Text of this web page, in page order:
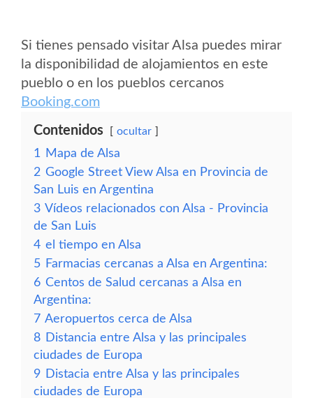
Si tienes pensado visitar Alsa puedes mirar
la disponibilidad de alojamientos en este
pueblo o en los pueblos cercanos
Booking.com
Contenidos ocultar
1
Mapa de Alsa
2 Google Street View Alsa en Provincia de
San Luis en Argentina
3 Vídeos relacionados con Alsa - Provincia
de San Luis
4 el tiempo en Alsa
5 Farmacias cercanas a Alsa en Argentina:
6 Centos de Salud cercanas a Alsa en
Argentina:
7 Aeropuertos cerca de Alsa
8 Distancia entre Alsa y las principales
ciudades de Europa
9 Distacia entre Alsa y las principales
ciudades de Europa